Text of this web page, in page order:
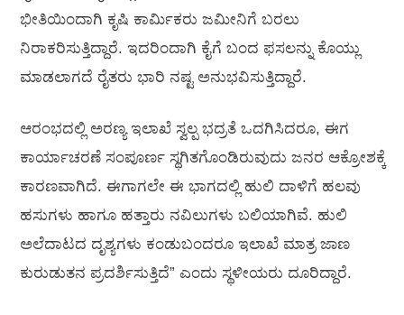
ಭೀತಿಯಿಂದಾಗಿ ಕೃಷಿ ಕಾರ್ಮಿಕರು ಜಮೀನಿಗೆ ಬರಲು
ನಿರಾಕರಿಸುತ್ತಿದ್ದಾರೆ. ಇದರಿಂದಾಗಿ ಕೈಗೆ ಬಂದ ಫಸಲನ್ನು ಕೊಯ್ಲು
ಮಾಡಲಾಗದೆ ರೈತರು ಭಾರಿ ನಷ್ಟ ಅನುಭವಿಸುತ್ತಿದ್ದಾರೆ.
ಆರಂಭದಲ್ಲಿ ಅರಣ್ಯ ಇಲಾಖೆ ಸ್ವಲ್ಪ ಭದ್ರತೆ ಒದಗಿಸಿದರೂ, ಈಗ
ಕಾರ್ಯಾಚರಣೆ ಸಂಪೂರ್ಣ ಸ್ಥಗಿತಗೊಂಡಿರುವುದು ಜನರ ಆಕ್ರೋಶಕ್ಕೆ
ಕಾರಣವಾಗಿದೆ. ಈಗಾಗಲೇ ಈ ಭಾಗದಲ್ಲಿ ಹುಲಿ ದಾಳಿಗೆ ಹಲವು
ಹಸುಗಳು ಹಾಗೂ ಹತ್ತಾರು ನವಿಲುಗಳು ಬಲಿಯಾಗಿವೆ. ಹುಲಿ
ಅಲೆದಾಟದ ದೃಶ್ಯಗಳು ಕಂಡುಬಂದರೂ ಇಲಾಖೆ ಮಾತ್ರ ಜಾಣ
ಕುರುಡುತನ ಪ್ರದರ್ಶಿಸುತ್ತಿದೆ” ಎಂದು ಸ್ಥಳೀಯರು ದೂರಿದ್ದಾರೆ.